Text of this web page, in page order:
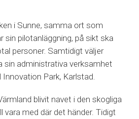
i Sunne, samma ort som
sin pilotanläggning, på sikt ska
personer. Samtidigt väljer
administrativa verksamhet
Park, Karlstad.
blivit navet i den skogliga
vara med där det händer. Tidigt